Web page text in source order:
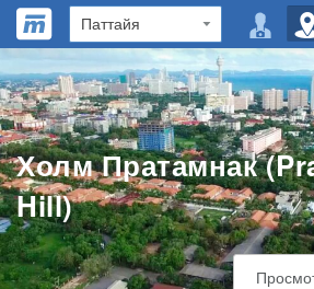
Холм Пратамнак
Hill)